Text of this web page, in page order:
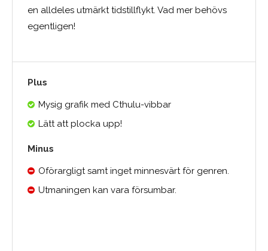
en alldeles utmärkt tidstillflykt. Vad mer behövs
egentligen!
Plus
Mysig grafik med Cthulu-vibbar
Lätt att plocka upp!
Minus
Oförargligt samt inget minnesvärt för genren.
Utmaningen kan vara försumbar.